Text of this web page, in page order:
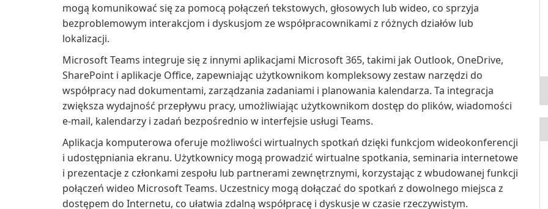
mogą komunikować się za pomocą połączeń tekstowych, głosowych lub wideo, co sprzyja
bezproblemowym interakcjom i dyskusjom ze współpracownikami z różnych działów lub
lokalizacji.
Microsoft Teams integruje się z innymi aplikacjami Microsoft 365, takimi jak Outlook, OneDrive,
SharePoint i aplikacje Office, zapewniając użytkownikom kompleksowy zestaw narzędzi do
współpracy nad dokumentami, zarządzania zadaniami i planowania kalendarza. Ta integracja
zwiększa wydajność przepływu pracy, umożliwiając użytkownikom dostęp do plików, wiadomości
e-mail, kalendarzy i zadań bezpośrednio w interfejsie usługi Teams.
Aplikacja komputerowa oferuje możliwości wirtualnych spotkań dzięki funkcjom wideokonferencji
i udostępniania ekranu. Użytkownicy mogą prowadzić wirtualne spotkania, seminaria internetowe
i prezentacje z członkami zespołu lub partnerami zewnętrznymi, korzystając z wbudowanej funkcji
połączeń wideo Microsoft Teams. Uczestnicy mogą dołączać do spotkań z dowolnego miejsca z
dostępem do Internetu, co ułatwia zdalną współpracę i dyskusje w czasie rzeczywistym.